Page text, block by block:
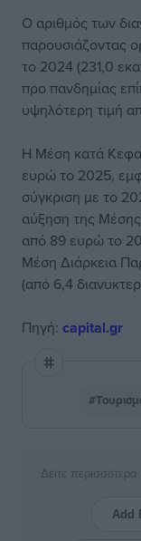
Ο αριθμός των
παρουσιάζοντας
το 2024 (231,0
προ πανδημίας
υψηλότερη τιμή
Η Μέση κατά
ευρώ το 2025,
σύγκριση με το
αύξηση της
από 89 ευρώ το
Μέση Διάρκεια
(από 6,4
Πηγή: capital.gr
Δείτε
Add